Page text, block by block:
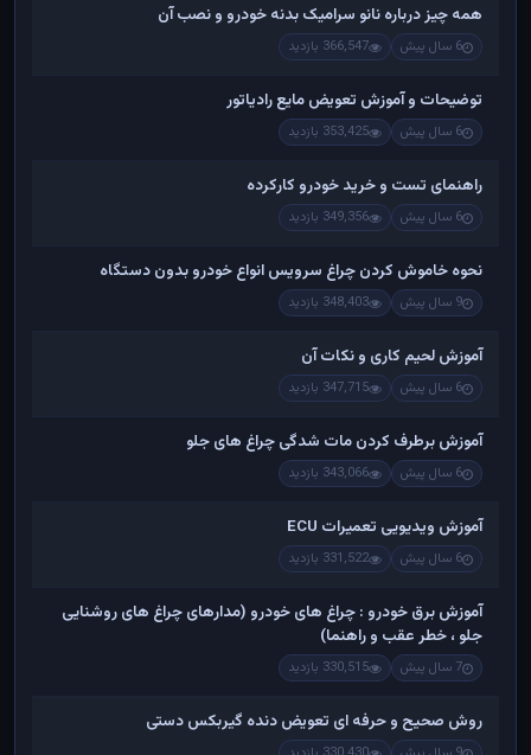
همه چیز درباره نانو سرامیک بدنه خودرو و نصب آن
6 سال پیش 366,547 بازدید
توضیحات و آموزش تعویض مایع رادیاتور
6 سال پیش 353,425 بازدید
راهنمای تست و خريد خودرو کارکرده
6 سال پیش 349,356 بازدید
نحوه خاموش کردن چراغ سرویس انواع خودرو بدون دستگاه
9 سال پیش 348,403 بازدید
آموزش لحیم کاری و نکات آن
6 سال پیش 347,715 بازدید
آموزش برطرف کردن مات شدگی چراغ های جلو
6 سال پیش 343,066 بازدید
آموزش ویدیویی تعمیرات ECU
6 سال پیش 331,522 بازدید
آموزش برق خودرو : چراغ های خودرو (مدارهای چراغ های روشنایی
جلو ، خطر عقب و راهنما)
7 سال پیش 330,515 بازدید
روش صحیح و حرفه ای تعویض دنده گیربکس دستی